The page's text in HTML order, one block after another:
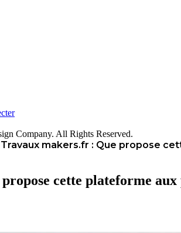
Company. All Rights Reserved.
Travaux makers.fr : Que propose
cette plateforme aux